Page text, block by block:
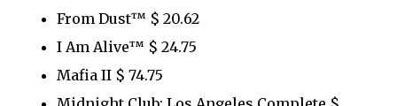
From Dust™ $ 20.62
I Am Alive™ $ 24.75
Mafia II $ 74.75